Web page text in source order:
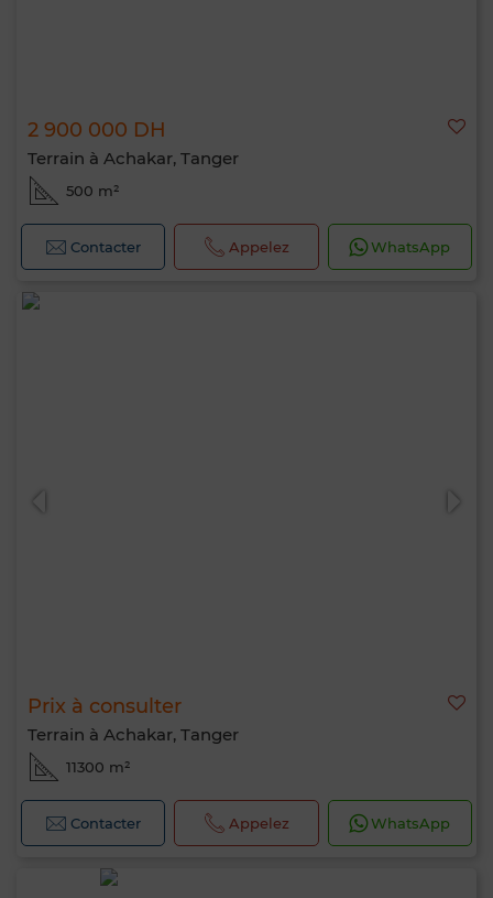
2 900 000 DH
Terrain à Achakar, Tanger
500 m²
Contacter Appelez WhatsApp
Prix à consulter
Terrain à Achakar, Tanger
11300 m²
Contacter Appelez WhatsApp